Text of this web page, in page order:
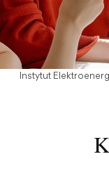
Instytut